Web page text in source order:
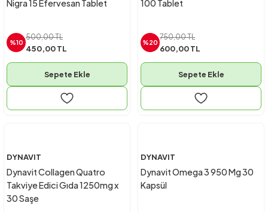
Nigra 15 Efervesan Tablet
%10
500,00 TL
450,00 TL
Sepete Ekle
100 Tablet
%20
750,00 TL
600,00 TL
Sepete Ekle
DYNAVIT
Dynavit Collagen Quatro
Takviye Edici Gıda 1250mg x
30 Saşe
DYNAVIT
Dynavit Omega 3 950 Mg 30
Kapsül